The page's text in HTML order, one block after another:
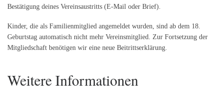
Bestätigung deines Vereinsaustritts (E-Mail oder Brief).
Kinder, die als Familienmitglied angemeldet wurden, sind ab dem 18.
Geburtstag automatisch nicht mehr Vereinsmitglied. Zur Fortsetzung der
Mitgliedschaft benötigen wir eine neue Beitrittserklärung.
Weitere Informationen